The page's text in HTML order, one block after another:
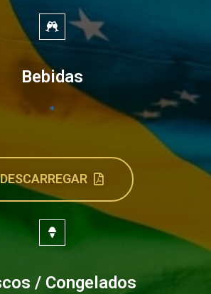
Bebidas
*
DESCARREGAR
/ Congelados